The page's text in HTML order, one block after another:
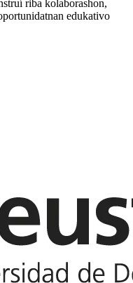
riba kolaborashon,
edukativo